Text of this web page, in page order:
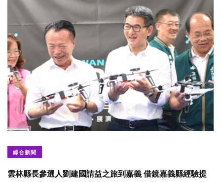
綜合新聞
雲林縣長參選人劉建國請益之旅到嘉義 借鏡嘉義縣經驗提